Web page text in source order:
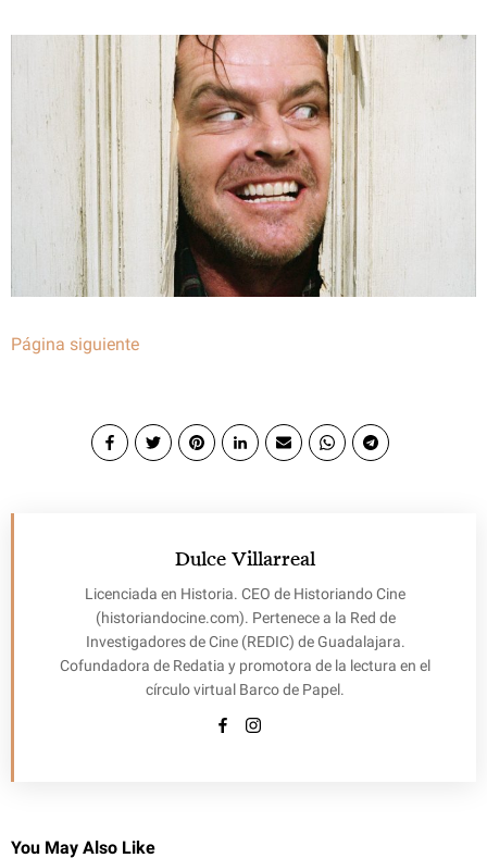
Página siguiente
Dulce Villarreal
Licenciada en Historia. CEO de Historiando Cine
(historiandocine.com). Pertenece a la Red de
Investigadores de Cine (REDIC) de Guadalajara.
Cofundadora de Redatia y promotora de la lectura en el
círculo virtual Barco de Papel.
You May Also Like